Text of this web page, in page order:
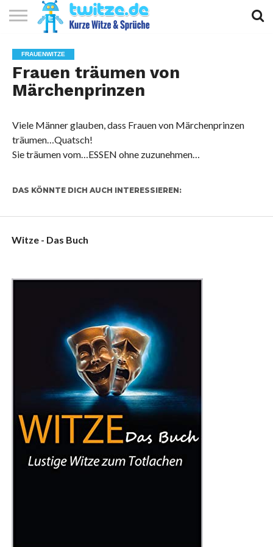
KURZE
WITZE
KURZE
SPRÜCHE
KURZE
GEDICHTE
TOP
10
FRAUENWITZE
Frauen träumen von
Märchenprinzen
Viele Männer glauben, dass Frauen von Märchenprinzen
träumen…Quatsch!
Sie träumen vom…ESSEN ohne zuzunehmen…
DAS KÖNNTE DICH AUCH INTERESSIEREN:
Witze - Das Buch